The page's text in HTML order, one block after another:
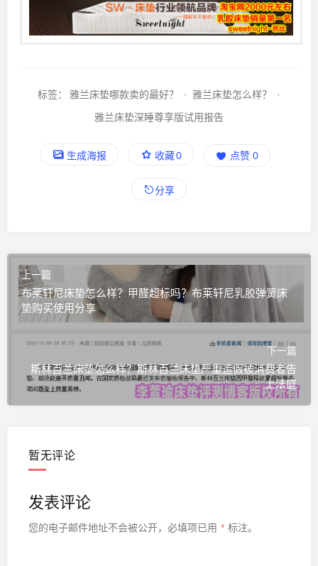
标签： 雅兰床垫哪款卖的最好？ · 雅兰床垫怎么样？
·
雅兰床垫深睡尊享版试用报告
生成海报 收藏0 点赞 0
分享
上一篇
布莱轩尼床垫怎么样？甲醛超标吗？布莱轩尼乳胶弹簧床
垫购买使用分享
下一篇
斯林百兰床垫怎么样？斯林百兰床垫严重造假被消费者告
上法庭
暂无评论
发表评论
您的电子邮件地址不会被公开， 必填项已用 * 标注。